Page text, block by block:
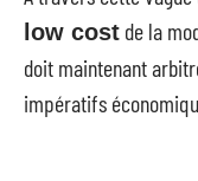
low cost de la
doit maintenant
impératifs